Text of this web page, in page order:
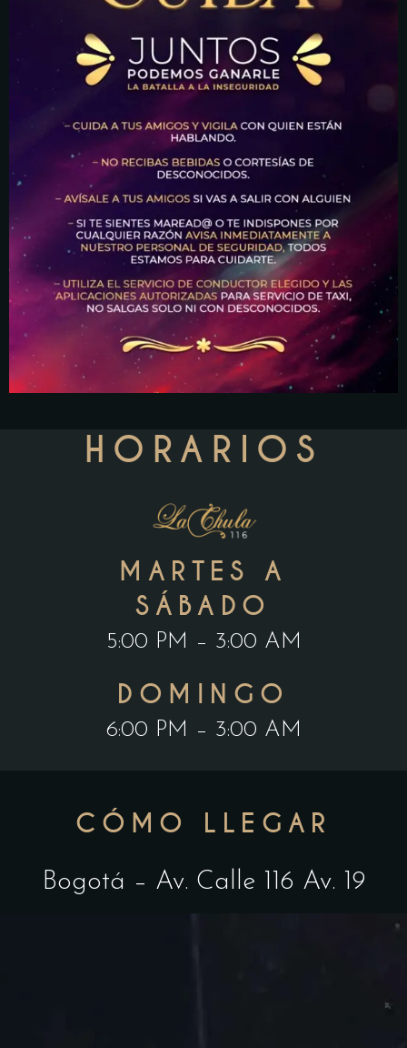
HORARIOS
MARTES A
SÁBADO
5:00 PM – 3:00 AM
DOMINGO
6:00 PM – 3:00 AM
CÓMO LLEGAR
Bogotá – Av. Calle 116 Av. 19